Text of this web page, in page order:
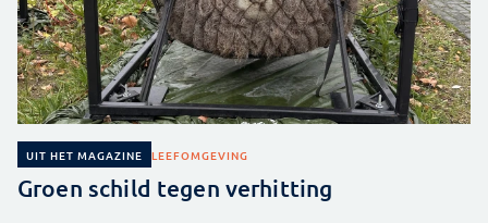
UIT HET MAGAZINE LEEFOMGEVING
Groen schild tegen verhitting